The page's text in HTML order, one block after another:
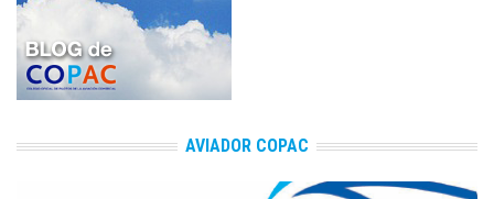
AVIADOR COPAC